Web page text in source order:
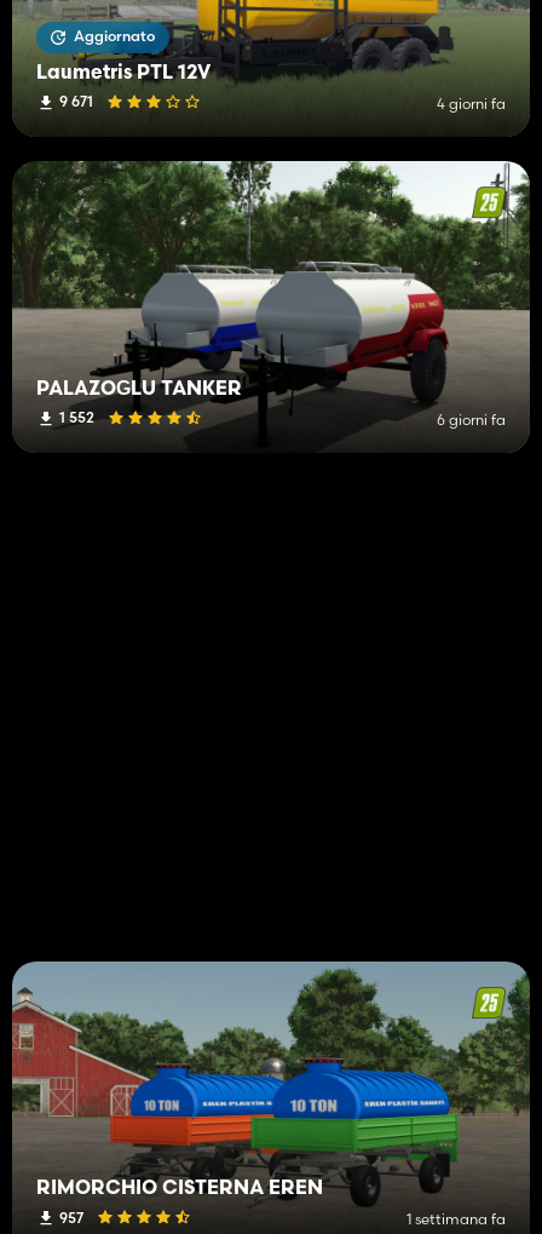
Aggiornato
Laumetris PTL 12V
9 671 4 giorni fa
PALAZOĞLU TANKER
1 552 6 giorni fa
RIMORCHIO CISTERNA EREN
957 1 settimana fa